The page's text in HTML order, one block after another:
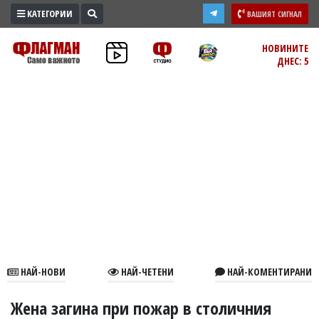
ПРОМО
ЗОНА
В
КАТЕГОРИИ ВАШИЯТ СИГНАЛ
НОВИНИТЕ
ДНЕС: 5
НАЙ-НОВИ НАЙ-ЧЕТЕНИ НАЙ-КОМЕНТИРАНИ
Жена загина при пожар в столичния